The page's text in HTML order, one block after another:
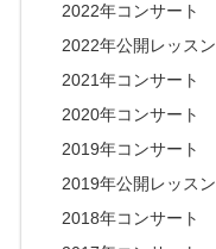
2022年コンサート
2022年公開レッスン
2021年コンサート
2020年コンサート
2019年コンサート
2019年公開レッスン
2018年コンサート